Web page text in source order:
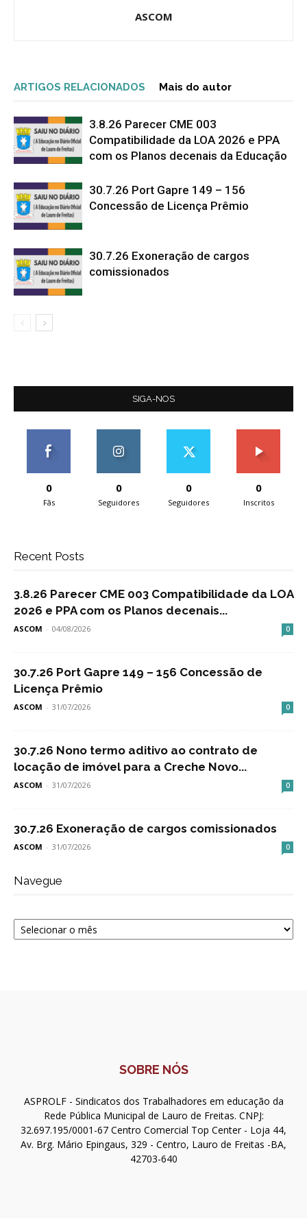
ASCOM
ARTIGOS RELACIONADOS Mais do autor
3.8.26 Parecer CME 003
Compatibilidade da LOA 2026 e PPA
com os Planos decenais da Educação
30.7.26 Port Gapre 149 – 156
Concessão de Licença Prêmio
30.7.26 Exoneração de cargos
comissionados
SIGA-NOS
0
Fãs
0
Seguidores
0
Seguidores
0
Inscritos
Recent Posts
3.8.26 Parecer CME 003 Compatibilidade da LOA
2026 e PPA com os Planos decenais...
ASCOM - 04/08/2026 0
30.7.26 Port Gapre 149 – 156 Concessão de
Licença Prêmio
ASCOM - 31/07/2026 0
30.7.26 Nono termo aditivo ao contrato de
locação de imóvel para a Creche Novo...
ASCOM - 31/07/2026 0
30.7.26 Exoneração de cargos comissionados
ASCOM - 31/07/2026 0
Navegue
Navegue
SOBRE NÓS
ASPROLF - Sindicatos dos Trabalhadores em educação da
Rede Pública Municipal de Lauro de Freitas. CNPJ:
32.697.195/0001-67 Centro Comercial Top Center - Loja 44,
Av. Brg. Mário Epingaus, 329 - Centro, Lauro de Freitas -BA,
42703-640